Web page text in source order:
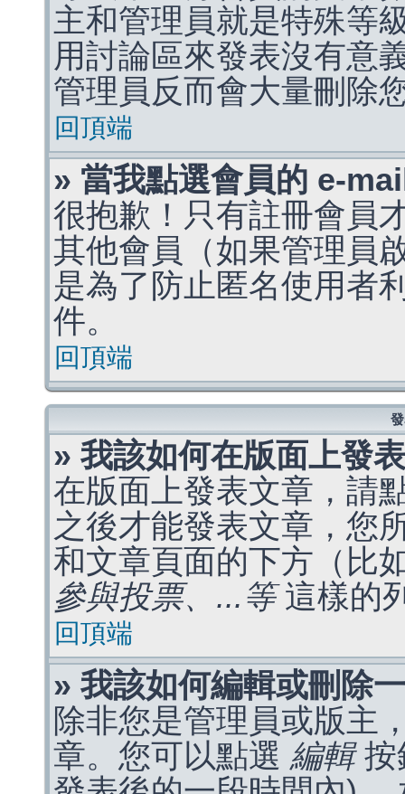
主和管理員就是特殊等
用討論區來發表沒有意
管理員反而會大量刪除
回頂端
» 當我點選會員的 e-
很抱歉！只有註冊會員
其他會員（如果管理員
是為了防止匿名使用者
件。
回頂端
» 我該如何在版面上發
在版面上發表文章，請
之後才能發表文章，您
和文章頁面的下方（比
參與投票、...等這樣的
回頂端
» 我該如何編輯或刪除
除非您是管理員或版主
章。您可以點選 編輯按